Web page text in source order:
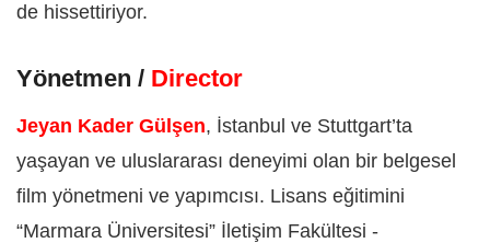
de hissettiriyor.
Yönetmen / Director
Jeyan Kader Gülşen, İstanbul ve Stuttgart’ta
yaşayan ve uluslararası deneyimi olan bir belgesel
film yönetmeni ve yapımcısı. Lisans eğitimini
“Marmara Üniversitesi” İletişim Fakültesi -